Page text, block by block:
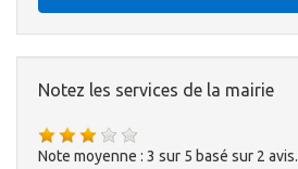
Notez les services de la mairie
Note moyenne : 3 sur 5 basé sur 2 avis.